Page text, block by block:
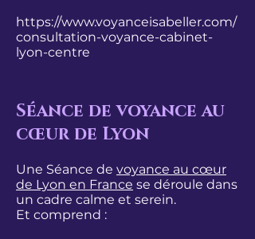
https://www.voyanceisabeller.com/
consultation-voyance-cabinet-
lyon-centre
Séance de voyance au
cœur de Lyon
Une Séance de voyance au cœur
de Lyon en France se déroule dans
un cadre calme et serein.
Et comprend :